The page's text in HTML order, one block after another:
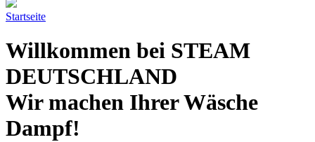
Startseite
Willkommen bei STEAM
DEUTSCHLAND
Wir machen Ihrer Wäsche
Dampf!